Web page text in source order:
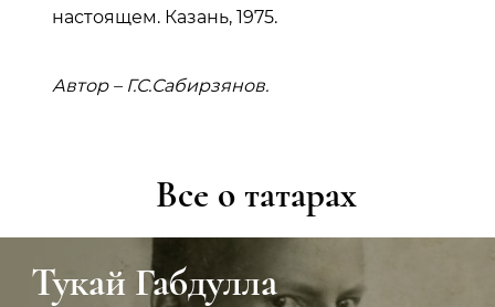
настоящем. Казань, 1975.
Автор – Г.С.Сабирзянов.
Все о татарах
Тукай Габдулла